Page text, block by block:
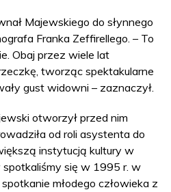
Majewskiego do słynnego
Franka Zeffirellego. – To
Obaj przez wiele lat
tworząc spektakularne
gust widowni – zaznaczył.
otworzył przed nim
od roli asystenta do
instytucją kultury w
spotkaliśmy się w 1995 r. w
młodego człowieka z